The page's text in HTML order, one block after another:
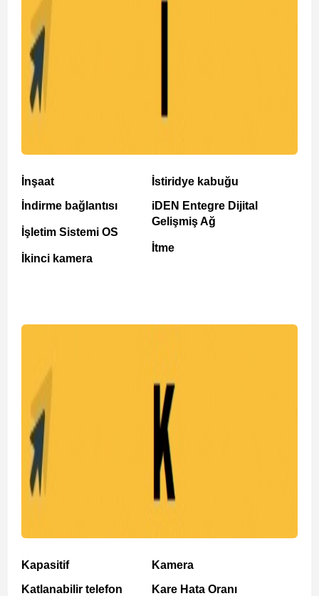
İnşaat
İndirme bağlantısı
İşletim Sistemi OS
İkinci kamera
İstiridye kabuğu
iDEN Entegre Dijital
Gelişmiş Ağ
İtme
Kapasitif
Katlanabilir telefon
Kamera
Kare Hata Oranı